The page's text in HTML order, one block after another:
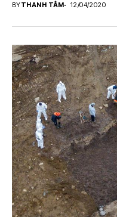
BYTHANH TÂM 12/04/2020